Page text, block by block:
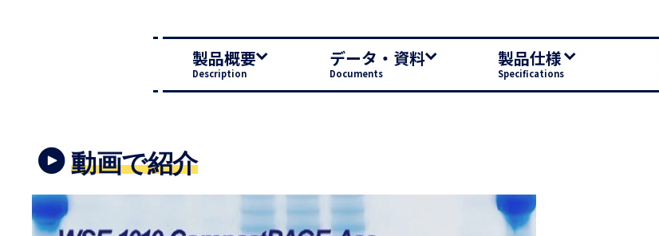
製品概要
Description
データ・資料
Documents
製品仕様
Specifications
動画で紹介